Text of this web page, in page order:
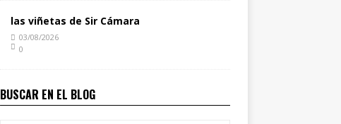
las viñetas de Sir Cámara
03/08/2026
0
BUSCAR EN EL BLOG